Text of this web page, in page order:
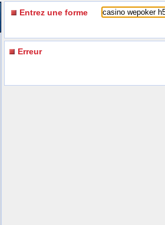
Entrez une forme
Erreur